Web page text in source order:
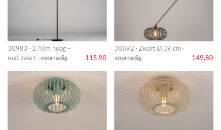
30983 · 1.40m hoog -
mat zwart · voorradig 115,90
30892 · Zwart Ø 39 cm ·
voorradig
149,80